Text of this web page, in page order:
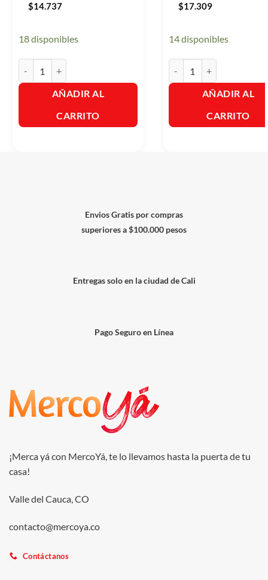
$14.737
18 disponibles
AÑADIR AL
CARRITO
$17.309
14 disponibles
AÑADIR AL
CARRITO
Envios Gratis por compras
superiores a $100.000 pesos
Entregas solo en la ciudad de Cali
Pago Seguro en Línea
¡Merca yá con MercoYá, te lo llevamos hasta la puerta de tu
casa!
Valle del Cauca, CO
contacto@mercoya.co
Contáctanos